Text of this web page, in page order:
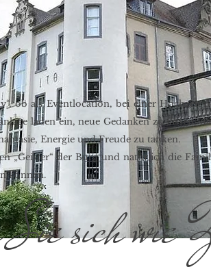
ob als Eventlocation, bei einer Hochzeit
laden ein, neue Gedanken zu fassen,
Energie und Freude zu tanken.
„Geister“ der Burg und natürlich die
können.
sich wie